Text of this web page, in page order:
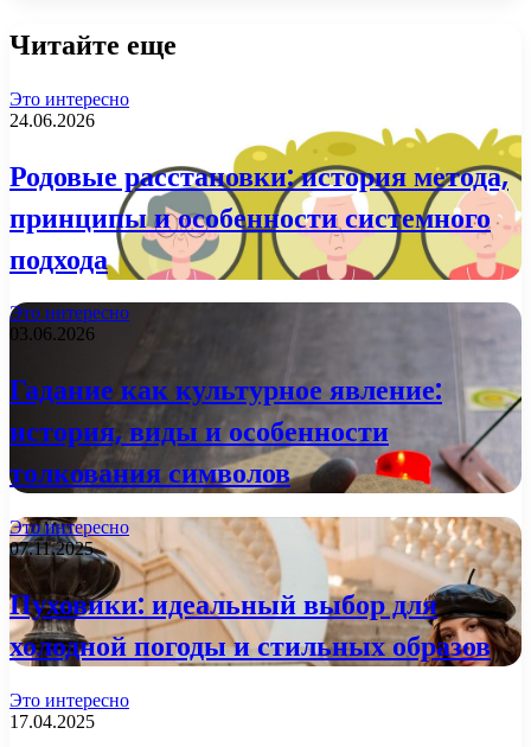
Читайте еще
Это интересно
24.06.2026
Родовые расстановки: история метода,
принципы и особенности системного
подхода
Это интересно
03.06.2026
Гадание как культурное явление:
история, виды и особенности
толкования символов
Это интересно
07.11.2025
Пуховики: идеальный выбор для
холодной погоды и стильных образов
Это интересно
17.04.2025